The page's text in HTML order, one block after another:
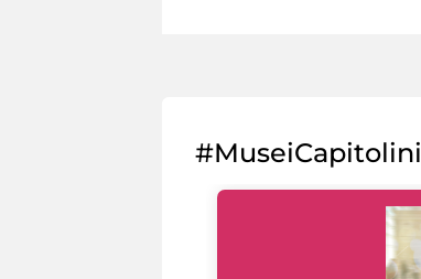
#MuseiCapitolini